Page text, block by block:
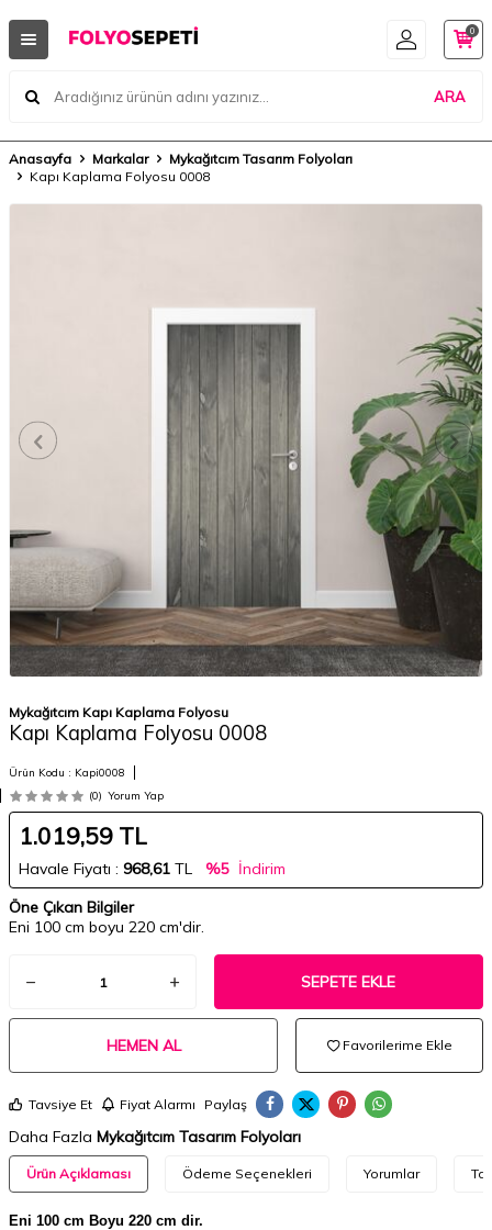
ARA
0
Anasayfa Markalar
Mykağıtcım Tasarım Folyoları
Kapı Kaplama Folyosu 0008
Mykağıtcım Kapı Kaplama Folyosu
Kapı Kaplama Folyosu 0008
Ürün Kodu : Kapi0008
(0) Yorum Yap
1.019,59 TL
Havale Fiyatı : 968,61 TL %5 İndirim
Öne Çıkan Bilgiler
Eni 100 cm boyu 220 cm'dir.
SEPETE EKLE
HEMEN AL Favorilerime Ekle
Tavsiye Et Fiyat Alarmı Paylaş
Daha Fazla Mykağıtcım Tasarım Folyoları
Ürün Açıklaması Ödeme Seçenekleri Yorumlar
Eni 100 cm Boyu 220 cm dir.